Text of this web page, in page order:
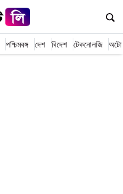
পশ্চিমবঙ্গ দেশ বিদেশ টেকনোলজি অটো